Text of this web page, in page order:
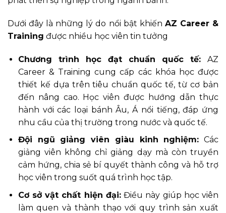
Dưới đây là những lý do nổi bật khiến AZ Career &
Training được nhiều học viên tin tưởng
Chương trình học đạt chuẩn quốc tế: AZ
Career & Training cung cấp các khóa học được
thiết kế dựa trên tiêu chuẩn quốc tế, từ cơ bản
đến nâng cao. Học viên được hướng dẫn thực
hành với các loại bánh Âu, Á nổi tiếng, đáp ứng
nhu cầu của thị trường trong nước và quốc tế.
Đội ngũ giảng viên giàu kinh nghiệm: Các
giảng viên không chỉ giảng dạy mà còn truyền
cảm hứng, chia sẻ bí quyết thành công và hỗ trợ
học viên trong suốt quá trình học tập.
Cơ sở vật chất hiện đại:Điều này giúp học viên
làm quen và thành thạo với quy trình sản xuất